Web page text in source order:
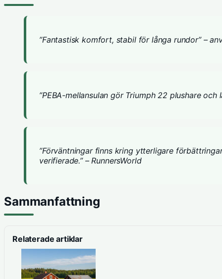
”Fantastisk komfort, stabil för långa rundor” –
”PEBA-mellansulan gör Triumph 22 plushare
”Förväntningar finns kring ytterligare
verifierade.” – RunnersWorld
Sammanfattning
Relaterade artiklar